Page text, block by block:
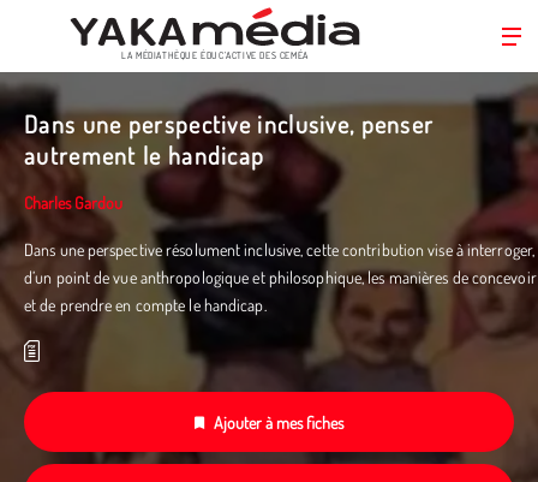
Aller
contenu
principal
LA MÉDIATHÈQUE ÉDUC’ACTIVE DES CEMÉA
Dans une perspective inclusive, penser
autrement le handicap
Charles Gardou
Dans une perspective résolument inclusive, cette contribution vise à interroger,
d’un point de vue anthropologique et philosophique, les manières de concevoir
et de prendre en compte le handicap.
Ajouter à mes fiches